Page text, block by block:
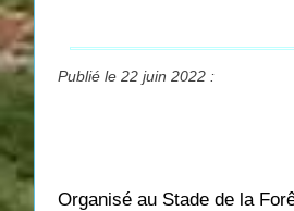
Publié le 22 juin 2022 :
Organisé au Stade de la